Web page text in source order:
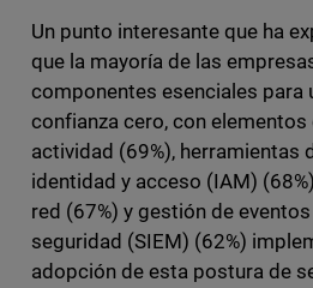
Un punto interesante que ha
que la mayoría de las
componentes esenciales para
confianza cero, con
actividad (69%), herramientas
identidad y acceso (IAM)
red (67%) y gestión de
seguridad (SIEM) (62%)
adopción de esta postura de